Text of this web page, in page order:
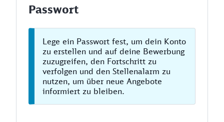
Passwort
Lege ein Passwort fest, um dein Konto
zu erstellen und auf deine Bewerbung
zuzugreifen, den Fortschritt zu
verfolgen und den Stellenalarm zu
nutzen, um über neue Angebote
informiert zu bleiben.